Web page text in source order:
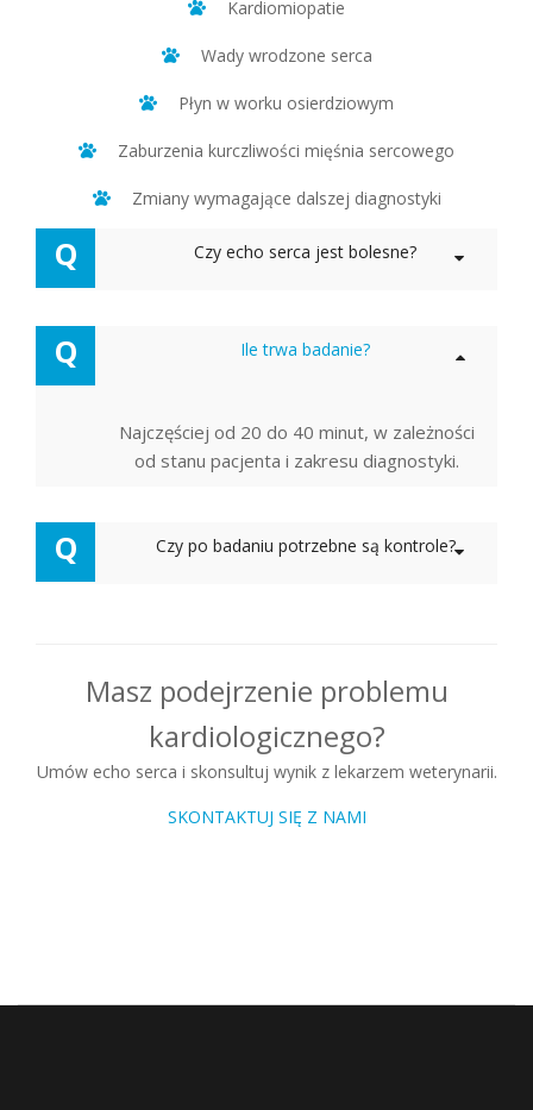
Kardiomiopatie
Wady wrodzone serca
Płyn w worku osierdziowym
Zaburzenia kurczliwości mięśnia sercowego
Zmiany wymagające dalszej diagnostyki
Q Czy echo serca jest bolesne?
Q Ile trwa badanie?
Najczęściej od 20 do 40 minut, w zależności
od stanu pacjenta i zakresu diagnostyki.
Q Czy po badaniu potrzebne są kontrole?
Masz podejrzenie problemu
kardiologicznego?
Umów echo serca i skonsultuj wynik z lekarzem weterynarii.
SKONTAKTUJ SIĘ Z NAMI